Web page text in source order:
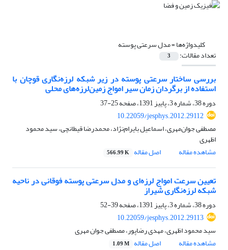
کلیدواژه‌ها =مدل سرعتی پوسته
تعداد مقالات: 3
بررسی ساختار سرعتی پوسته در زیر شبکه لرزه‌نگاری قوچان با
استفاده از برگردان زمان سیر امواج زمین‌لرزه‌‌های محلی
دوره 38، شماره 3، پاییز 1391، صفحه
25-37
10.22059/jesphys.2012.29112
مصطفی جوان‌مهری، اسماعیل بایرام‌نژاد، محمدرضا قیطانچی، سید محمود
اظهری
مشاهده مقاله
اصل مقاله 566.99 K
تعیین سرعت امواج لرزه‌ای و مدل سرعتی پوسته فوقانی در ناحیه
شبکه لرزه‌نگاری شیراز
دوره 38، شماره 3، پاییز 1391، صفحه
39-52
10.22059/jesphys.2012.29113
سید محمود اظهری، مهدی رضاپور، مصطفی جوان مهری
مشاهده مقاله
اصل مقاله 1.09 M